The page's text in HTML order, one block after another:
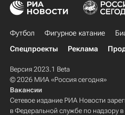
Футбол Фигурное катание
Спецпроекты
Реклама
Версия 2023.1 Beta
© 2026 МИА «Россия сегодня»
Вакансии
Сетевое издание РИА Новости
в Федеральной службе по надзору в